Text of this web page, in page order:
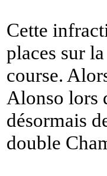
Cette
places sur
course.
Alonso lors
désormais
double